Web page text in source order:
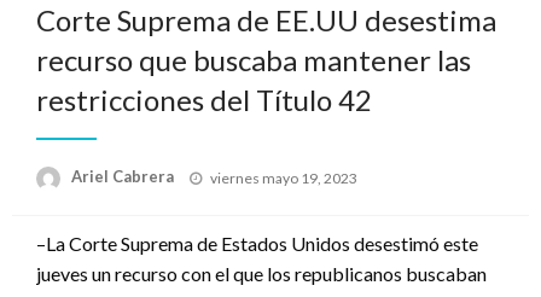
Corte Suprema de EE.UU desestima
recurso que buscaba mantener las
restricciones del Título 42
Ariel Cabrera
Publicado
viernes mayo 19, 2023
–La Corte Suprema de Estados Unidos desestimó este
jueves un recurso con el que los republicanos buscaban